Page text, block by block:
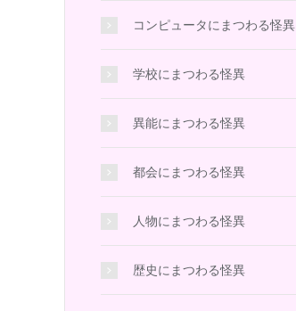
コンピュータにまつわる怪異
学校にまつわる怪異
異能にまつわる怪異
都会にまつわる怪異
人物にまつわる怪異
歴史にまつわる怪異